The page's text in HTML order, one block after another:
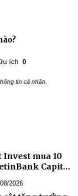
ích 0
tin cá nhân.
Invest mua 10
Capital
2026